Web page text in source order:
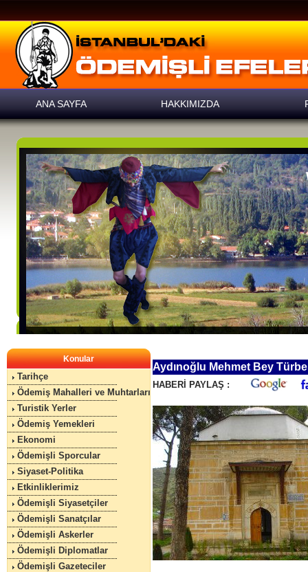
ANA SAYFA HAKKIMIZDA
Konular
Tarihçe
Ödemiş Mahalleri ve Muhtarları
Turistik Yerler
Ödemiş Yemekleri
Ekonomi
Ödemişli Sporcular
Siyaset-Politika
Etkinliklerimiz
Ödemişli Siyasetçiler
Ödemişli Sanatçılar
Ödemişli Askerler
Ödemişli Diplomatlar
Ödemişli Gazeteciler
Aydınoğlu Mehmet Bey
HABERİ PAYLAŞ :